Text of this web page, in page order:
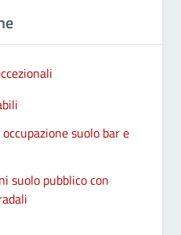
suolo bar e
suolo pubblico con